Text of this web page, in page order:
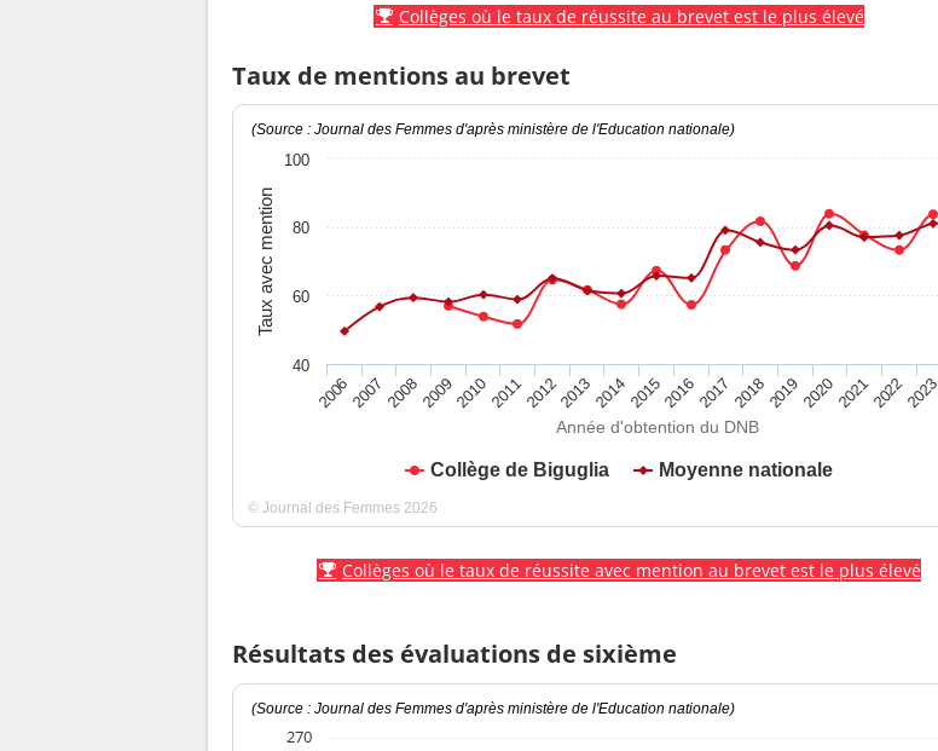
Collèges où le taux de réussite au brevet est le plus élevé
Taux de mentions au brevet
Année d'obtention du DNB
Taux avec mention
(Source : Journal des Femmes d'après ministère de l'Education nationale)
Collège de Biguglia Moyenne nationale
200620072008200920102011201220132014201520162017201820192020202120222023
40
60
80
100
© Journal des Femmes 2026
Collèges où le taux de réussite avec mention au brevet est le plus élevé
Résultats des évaluations de sixième
(Source : Journal des Femmes d'après ministère de l'Education nationale)
270